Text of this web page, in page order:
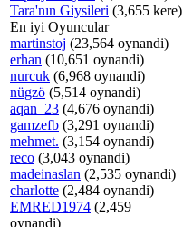
Tara'nın Giysileri (3,655 kere)
En iyi Oyuncular
martinstoj (23,564 oynandi)
erhan (10,651 oynandi)
nurcuk (6,968 oynandi)
nügzö (5,514 oynandi)
aqan_23 (4,676 oynandi)
gamzefb (3,291 oynandi)
mehmet. (3,154 oynandi)
reco (3,043 oynandi)
madeinaslan (2,535 oynandi)
charlotte (2,484 oynandi)
EMRED1974 (2,459
oynandi)